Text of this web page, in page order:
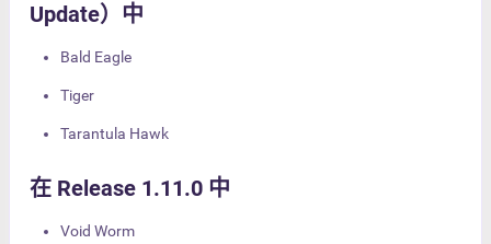
Update）中
Bald Eagle
Tiger
Tarantula Hawk
在 Release 1.11.0 中
Void Worm